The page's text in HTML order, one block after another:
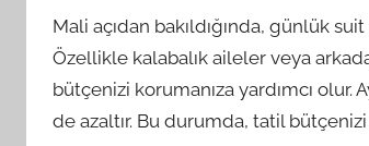
Mali açıdan bakıldığında, günlük
Özellikle kalabalık aileler veya
bütçenizi korumanıza yardımcı
de azaltır. Bu durumda, tatil